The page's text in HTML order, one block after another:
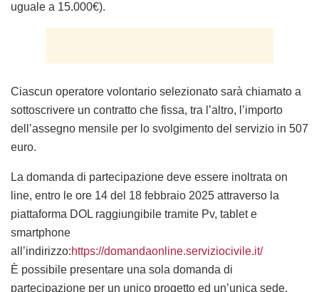
uguale a 15.000€).
Ciascun operatore volontario selezionato sarà chiamato a
sottoscrivere un contratto che fissa, tra l’altro, l’importo
dell’assegno mensile per lo svolgimento del servizio in 507
euro.
La domanda di partecipazione deve essere inoltrata on
line, entro le ore 14 del 18 febbraio 2025 attraverso la
piattaforma DOL raggiungibile tramite Pv, tablet e
smartphone
all’indirizzo:https://domandaonline.serviziocivile.it/
È possibile presentare una sola domanda di
partecipazione per un unico progetto ed un’unica sede.